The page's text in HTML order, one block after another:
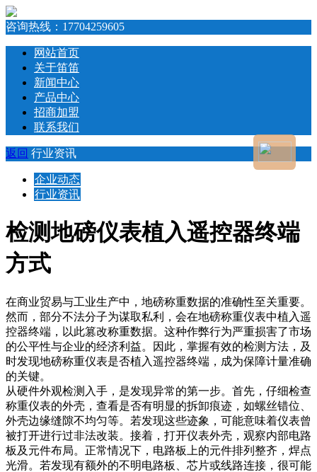
咨询热线： 17704259605
网站首页
关于笛笛
新闻中心
产品中心
招商加盟
联系我们
返回 行业资讯
企业动态
行业资讯
检测地磅仪表植入遥控器终端
方式
在商业贸易与工业生产中，地磅称重数据的准确性至关重要。
然而，部分不法分子为谋取私利，会在地磅称重仪表中植入遥
控器终端，以此篡改称重数据。这种作弊行为严重损害了市场
的公平性与企业的经济利益。因此，掌握有效的检测方法，及
时发现地磅称重仪表是否植入遥控器终端，成为保障计量准确
的关键。​
从硬件外观检测入手，是发现异常的第一步。首先，仔细检查
称重仪表的外壳，查看是否有明显的拆卸痕迹，如螺丝错位、
外壳边缘缝隙不均匀等。若发现这些迹象，可能意味着仪表曾
被打开进行过非法改装。接着，打开仪表外壳，观察内部电路
板及元件布局。正常情况下，电路板上的元件排列整齐，焊点
光滑。若发现有额外的不明电路板、芯片或线路连接，很可能